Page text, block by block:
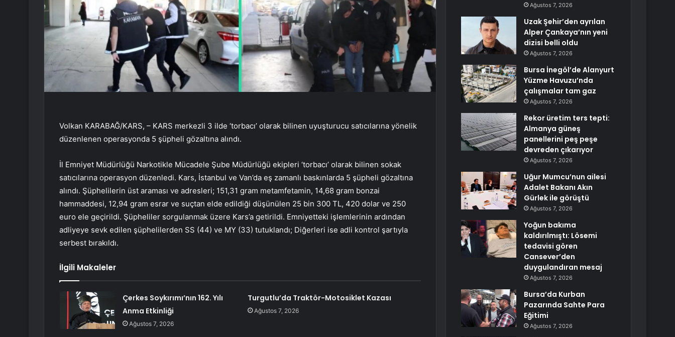
Volkan KARABAĞ/KARS, – KARS merkezli 3 ilde ‘torbacı’ olarak bilinen uyuşturucu satıcılarına yönelik
düzenlenen operasyonda 5 şüpheli gözaltına alındı.
İl Emniyet Müdürlüğü Narkotikle Mücadele Şube Müdürlüğü ekipleri ‘torbacı’ olarak bilinen sokak
satıcılarına operasyon düzenledi. Kars, İstanbul ve Van’da eş zamanlı baskınlarda 5 şüpheli gözaltına
alındı. Şüphelilerin üst araması ve adresleri; 151,31 gram metamfetamin, 14,68 gram bonzai
hammaddesi, 12,94 gram esrar ve suçtan elde edildiği düşünülen 25 bin 300 TL, 420 dolar ve 250
euro ele geçirildi. Şüpheliler sorgulanmak üzere Kars’a getirildi. Emniyetteki işlemlerinin ardından
adliyeye sevk edilen şüphelilerden SS (44) ve MY (33) tutuklandı; Diğerleri ise adli kontrol şartıyla
serbest bırakıldı.
İlgili Makaleler
Çerkes Soykırımı’nın 162. Yılı
Anma Etkinliği
Ağustos 7, 2026
Turgutlu’da Traktör-Motosiklet Kazası
Ağustos 7, 2026
Ağustos 7, 2026
Uzak Şehir’den ayrılan
Alper Çankaya’nın yeni
dizisi belli oldu
Ağustos 7, 2026
Bursa İnegöl’de Alanyurt
Yüzme Havuzu’nda
çalışmalar tam gaz
Ağustos 7, 2026
Rekor üretim ters tepti:
Almanya güneş
panellerini peş peşe
devreden çıkarıyor
Ağustos 7, 2026
Uğur Mumcu’nun ailesi
Adalet Bakanı Akın
Gürlek ile görüştü
Ağustos 7, 2026
Yoğun bakıma
kaldırılmıştı: Lösemi
tedavisi gören
Cansever’den
duygulandıran mesaj
Ağustos 7, 2026
Bursa’da Kurban
Pazarında Sahte Para
Eğitimi
Ağustos 7, 2026